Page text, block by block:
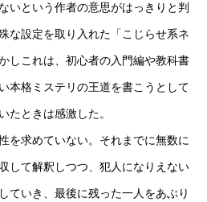
いという作者の意思がはっきりと判
な設定を取り入れた「こじらせ系ネ
しこれは、初心者の入門編や教科書
本格ミステリの王道を書こうとして
たときは感激した。
を求めていない。それまでに無数に
して解釈しつつ、犯人になりえない
ていき、最後に残った一人をあぶり